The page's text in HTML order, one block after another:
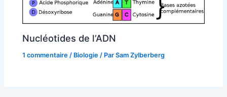
Nucléotides de l’ADN
1 commentaire / Biologie / ParSam Zylberberg